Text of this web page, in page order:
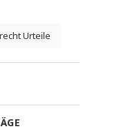
Urteile